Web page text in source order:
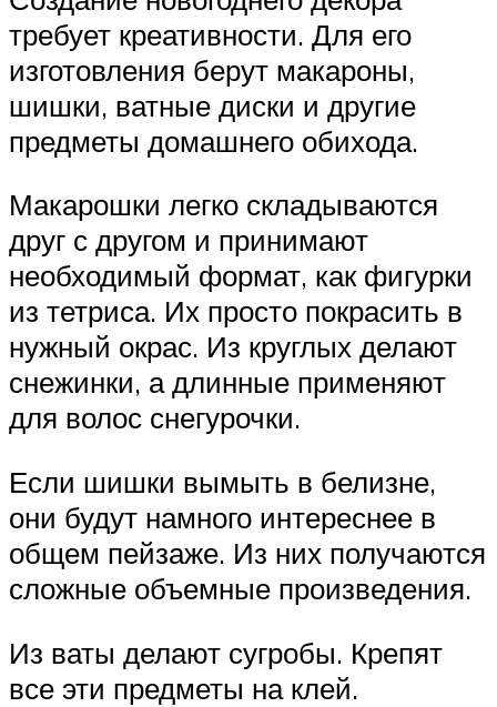
требует креативности. Для его
изготовления берут макароны,
шишки, ватные диски и другие
предметы домашнего обихода.
Макарошки легко складываются
друг с другом и принимают
необходимый формат, как фигурки
из тетриса. Их просто покрасить в
нужный окрас. Из круглых делают
снежинки, а длинные применяют
для волос снегурочки.
Если шишки вымыть в белизне,
они будут намного интереснее в
общем пейзаже. Из них получаются
сложные объемные произведения.
Из ваты делают сугробы. Крепят
все эти предметы на клей.